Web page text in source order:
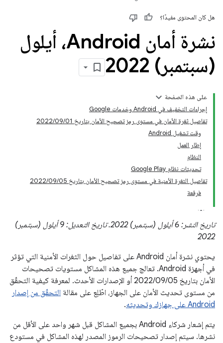
هل كان المحتوى مفيدًا؟
نشرة أمان Android، أيلول
(سبتمبر) 2022
على هذه الصفحة
إجراءات التخفيف في Android وخدمات Google
تفاصيل ثغرة الأمان في مستوى رمز تصحيح الأمان بتاريخ 01‏/09‏/2022
وقت تشغيل Android
إطار العمل
النظام
تحديثات نظام Google Play
تفاصيل الثغرة الأمنية في مستوى رمز تصحيح الأمان بتاريخ 05‏/09‏/2022
فرقعة
تاريخ النشر: 6 أيلول (سبتمبر) 2022. تاريخ التعديل: 9 أيلول (سبتمبر)
2022
يحتوي نشرة أمان Android على تفاصيل حول الثغرات الأمنية التي تؤثر
في أجهزة Android. تعالج جميع هذه المشاكل مستويات تصحيحات
الأمان بتاريخ 05‏/09‏/2022 أو الإصدارات الأحدث. لمعرفة كيفية التحقّق
من مستوى تحديث الأمان على الجهاز، اطّلِع على مقالة التحقّق من إصدار
Android على جهازك وتحديثه
.
يتم إشعار شركاء Android بجميع المشاكل قبل شهر واحد على الأقل من
نشرها. سيتم إصدار تصحيحات الرموز المصدر لهذه المشاكل في مستودع